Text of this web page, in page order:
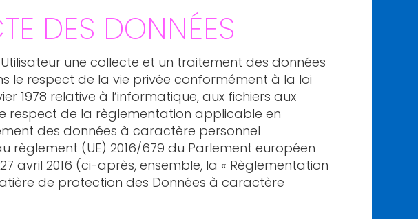
DES DONNÉES
une collecte et un traitement des données
le respect de la vie privée conformément à la loi
1978 relative à l’informatique, aux fichiers aux
respect de la règlementation applicable en
des données à caractère personnel
règlement (UE) 2016/679 du Parlement européen
avril 2016 (ci-après, ensemble, la « Règlementation
de protection des Données à caractère